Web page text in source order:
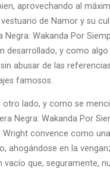
aprovechando al
de Namor y su
Negra: Wakanda Por
desarrollado, y como algo
abusar de las
famosos.
otro lado, y como se
Negra: Wakanda Por
Wright convence como
ahogándose en la
vacío que, seguramente,